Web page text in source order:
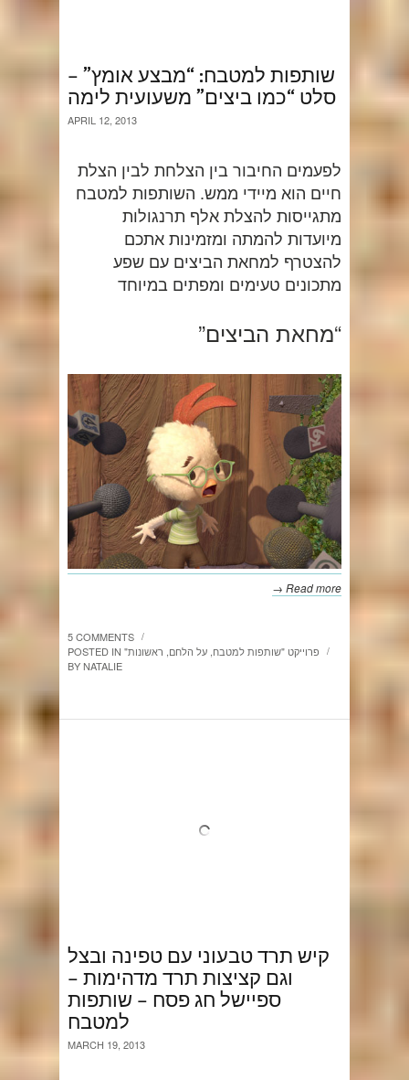
שותפות למטבח: “מבצע אומץ” –
סלט “כמו ביצים” משעועית לימה
APRIL 12, 2013
לפעמים החיבור בין הצלחת לבין הצלת
חיים הוא מיידי ממש. השותפות למטבח
מתגייסות להצלת אלף תרנגולות
מיועדות להמתה ומזמינות אתכם
להצטרף למחאת הביצים עם שפע
מתכונים טעימים ומפתים במיוחד
“מחאת הביצים”
Read more →
5 COMMENTS /
POSTED IN "פרוייקט "שותפות למטבח על הלחם ראשונות /
BYNATALIE
קיש תרד טבעוני עם טפינה ובצל
וגם קציצות תרד מדהימות –
ספיישל חג פסח – שותפות
למטבח
MARCH 19, 2013